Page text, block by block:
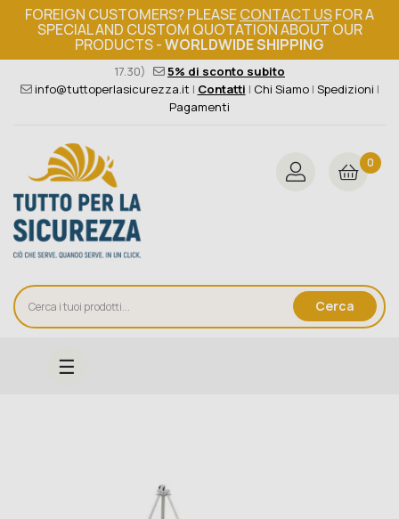
FOREIGN CUSTOMERS? PLEASECONTACT USFOR A
SPECIAL AND CUSTOM QUOTATION ABOUT OUR
PRODUCTS -WORLDWIDE SHIPPING
Ordine minimo 149€+iva 376 004 4000(Lun - Ven / 8.30 -
17.30)
5% di sconto subito
info@tuttoperlasicurezza.it | Contatti | Chi Siamo| Spedizioni |
Pagamenti
Cerca
0
navigazione
☰